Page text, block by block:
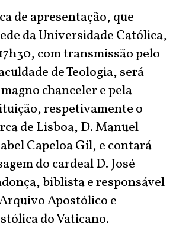
de apresentação, que
da Universidade Católica,
com transmissão pelo
de Teologia, será
chanceler e pela
respetivamente o
de Lisboa, D. Manuel
Capeloa Gil, e contará
do cardeal D. José
biblista e responsável
Apostólico e
do Vaticano.